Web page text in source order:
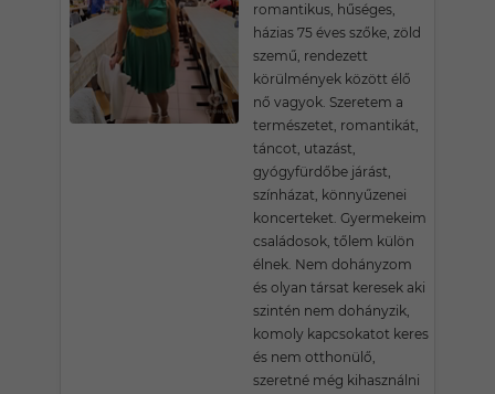
romantikus, hűséges,
házias 75 éves szőke, zöld
szemű, rendezett
körülmények között élő
nő vagyok. Szeretem a
természetet, romantikát,
táncot, utazást,
gyógyfürdőbe járást,
színházat, könnyűzenei
koncerteket. Gyermekeim
családosok, tőlem külön
élnek. Nem dohányzom
és olyan társat keresek aki
szintén nem dohányzik,
komoly kapcsokatot keres
és nem otthonülő,
szeretné még kihasználni